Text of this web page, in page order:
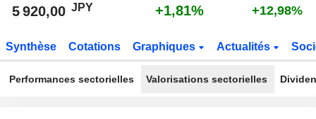
5 920,00 JPY +1,81% +12,98%
Synthèse Cotations Graphiques Actualités
Performances sectorielles Valorisations sectorielles